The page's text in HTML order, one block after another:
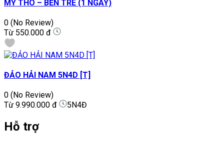
MỸ THO – BẾN TRE (1 NGÀY)
0 (No Review)
Từ 550.000 đ
ĐẢO HẢI NAM 5N4D [T]
0 (No Review)
Từ 9.990.000 đ 5N4Đ
Hỗ trợ